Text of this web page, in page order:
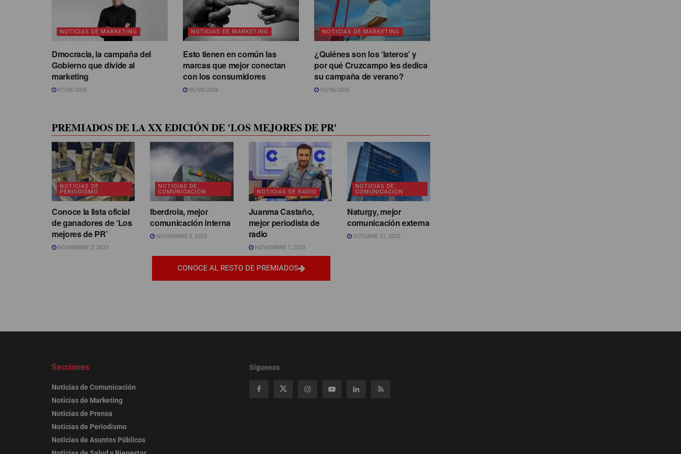
NOTICIAS DE MARKETING
Dmocracia, la campaña del
Gobierno que divide al
marketing
07/08/2026
NOTICIAS DE MARKETING
Esto tienen en común las
marcas que mejor conectan
con los consumidores
06/08/2026
NOTICIAS DE MARKETING
¿Quiénes son los ‘lateros’ y
por qué Cruzcampo les dedica
su campaña de verano?
05/08/2026
PREMIADOS DE LA XX EDICIÓN DE 'LOS MEJORES DE PR'
NOTICIAS DE
PERIODISMO
Conoce la lista oficial
de ganadores de ‘Los
mejores de PR’
NOVIEMBRE 2, 2023
NOTICIAS DE
COMUNICACIÓN
Iberdrola, mejor
comunicación interna
NOVIEMBRE 2, 2023
NOTICIAS DE RADIO
Juanma Castaño,
mejor periodista de
radio
NOVIEMBRE 1, 2023
NOTICIAS DE
COMUNICACIÓN
Naturgy, mejor
comunicación externa
OCTUBRE 31, 2023
CONOCE AL RESTO DE PREMIADOS
Secciones
Noticias de Comunicación
Noticias de Marketing
Noticias de Prensa
Noticias de Periodismo
Noticias de Asuntos Públicos
Síguenos